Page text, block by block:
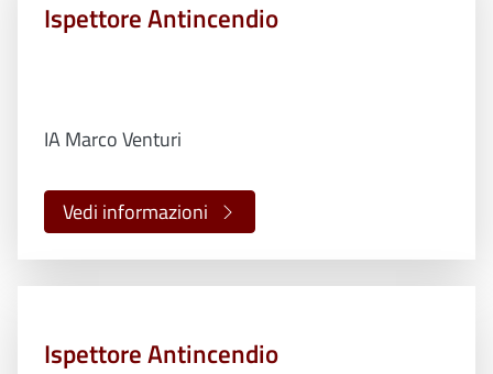
Ispettore Antincendio
IA Marco Venturi
Vedi informazioni
Ispettore Antincendio